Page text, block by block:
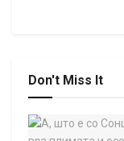
Don't Miss It